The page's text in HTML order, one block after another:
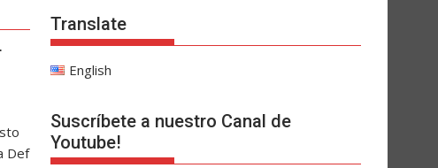
Def
Translate
English
Suscríbete a nuestro Canal de
Youtube!